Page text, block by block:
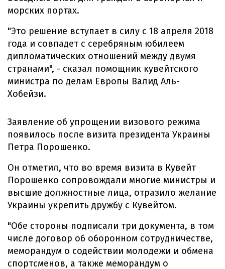
морских портах.
"Это решение вступает в силу с 18 апреля 2018
года и совпадет с серебряным юбилеем
дипломатических отношений между двумя
странами", - сказал помощник кувейтского
министра по делам Европы Валид Аль-
Хобейзи.
Заявление об упрощении визового режима
появилось после визита президента Украины
Петра Порошенко.
Он отметил, что во время визита в Кувейт
Порошенко сопровождали многие министры и
высшие должностные лица, отразило желание
Украины укрепить дружбу с Кувейтом.
"Обе стороны подписали три документа, в том
числе договор об оборонном сотрудничестве,
меморандум о содействии молодежи и обмена
спортсменов, а также меморандум о